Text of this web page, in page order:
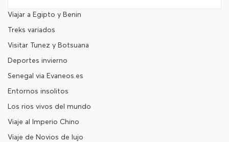
Viajar a Egipto y Benin
Treks variados
Visitar Tunez y Botsuana
Deportes invierno
Senegal via Evaneos.es
Entornos insolitos
Los rios vivos del mundo
Viaje al Imperio Chino
Viaje de Novios de lujo